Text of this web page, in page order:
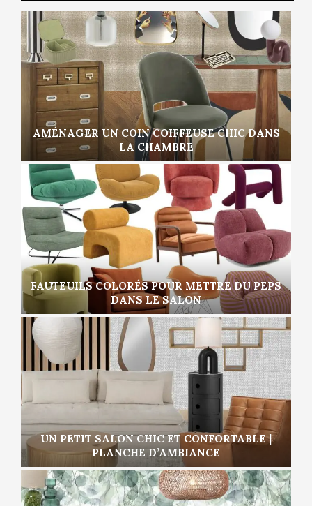
AMÉNAGER UN COIN COIFFEUSE CHIC DANS
LA CHAMBRE
FAUTEUILS COLORÉS POUR METTRE DU PEPS
DANS LE SALON
UN PETIT SALON CHIC ET CONFORTABLE |
PLANCHE D’AMBIANCE